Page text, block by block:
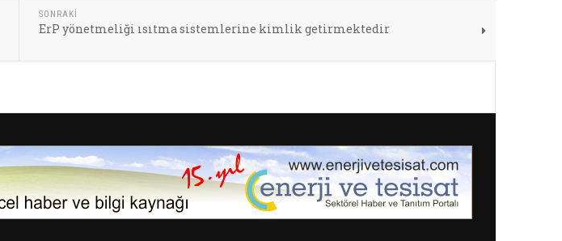
SONRAKI
ErP yönetmeliği ısıtma sistemlerine kimlik getirmektedir